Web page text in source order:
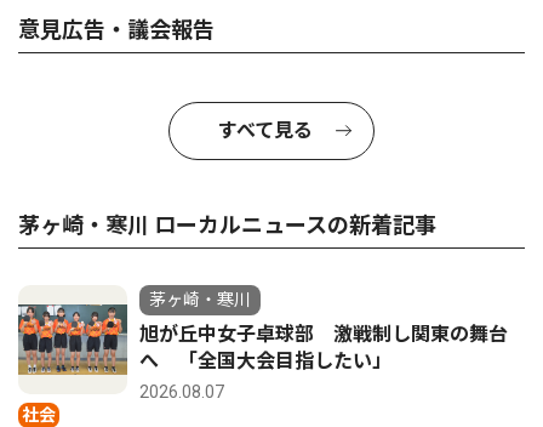
意見広告・議会報告
すべて見る
茅ヶ崎・寒川 ローカルニュースの新着記事
社会
茅ヶ崎・寒川
旭が丘中女子卓球部 激戦制し関東の舞台
へ 「全国大会目指したい」
2026.08.07